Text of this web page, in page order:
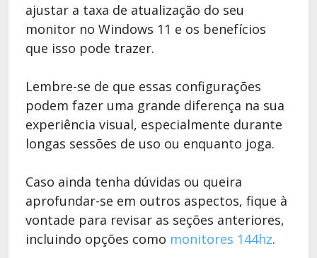
ajustar a taxa de atualização do seu
monitor no Windows 11 e os benefícios
que isso pode trazer.
Lembre-se de que essas configurações
podem fazer uma grande diferença na sua
experiência visual, especialmente durante
longas sessões de uso ou enquanto joga.
Caso ainda tenha dúvidas ou queira
aprofundar-se em outros aspectos, fique à
vontade para revisar as seções anteriores,
incluindo opções como monitores 144hz.